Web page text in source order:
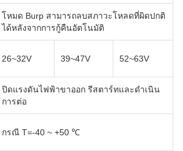
โหมด Burp สามารถลบสภาวะโหลดที่ผิดปกติ
ได้หลังจากการกู้คืนอัตโนมัติ
26~32V 39~47V 52~63V
ปิดแรงดันไฟฟ้าขาออก รีสตาร์ทและดำเนิน
การต่อ
กรณี T=-40 ~ +50 ℃